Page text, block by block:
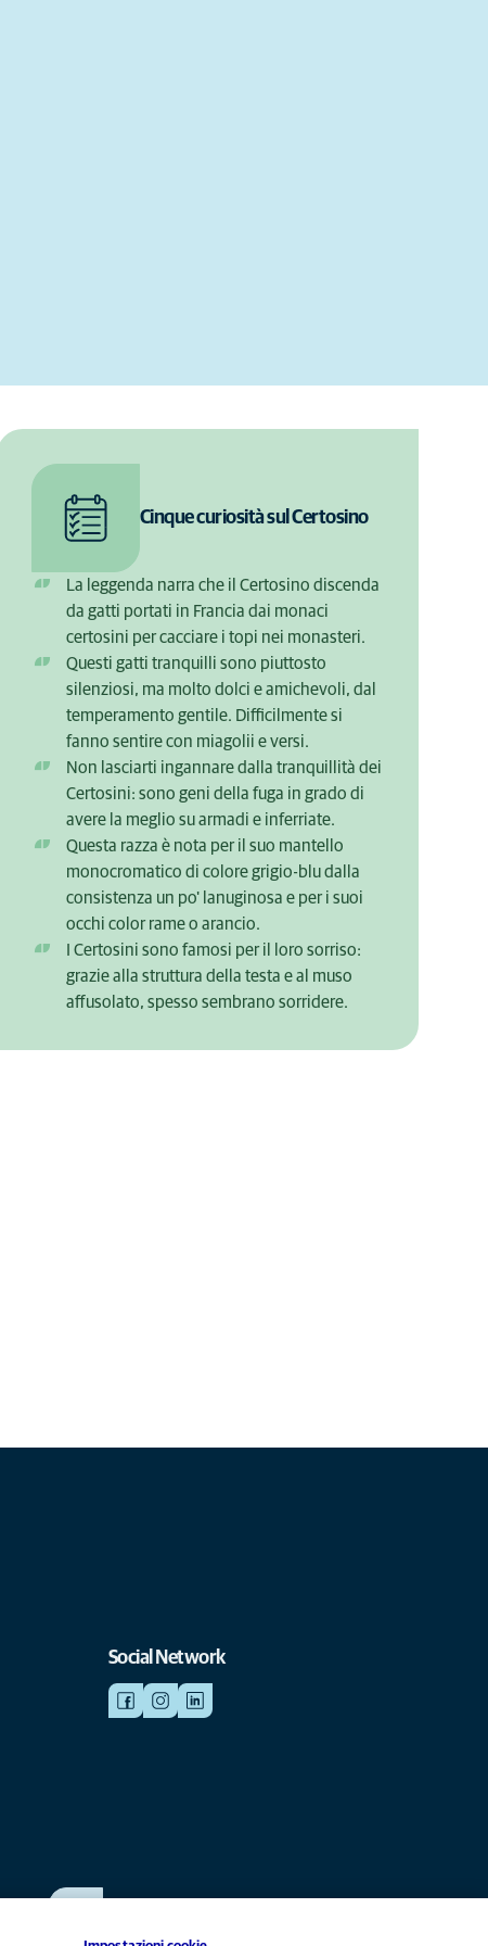
Cinque curiosità sul Certosino
La leggenda narra che il Certosino discenda
da gatti portati in Francia dai monaci
certosini per cacciare i topi nei monasteri.
Questi gatti tranquilli sono piuttosto
silenziosi, ma molto dolci e amichevoli, dal
temperamento gentile. Difficilmente si
fanno sentire con miagolii e versi.
Non lasciarti ingannare dalla tranquillità dei
Certosini: sono geni della fuga in grado di
avere la meglio su armadi e inferriate.
Questa razza è nota per il suo mantello
monocromatico di colore grigio-blu dalla
consistenza un po' lanuginosa e per i suoi
occhi color rame o arancio.
I Certosini sono famosi per il loro sorriso:
grazie alla struttura della testa e al muso
affusolato, spesso sembrano sorridere.
Social Network